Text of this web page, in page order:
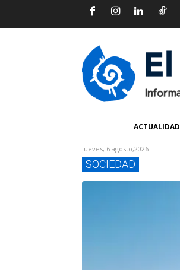
ACTUALIDAD
jueves, 6 agosto,2026
SOCIEDAD